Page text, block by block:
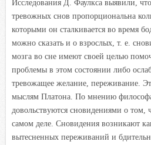
Исследования Д. Фаулкса выявили,
тревожных снов пропорциональна
которыми он сталкивается во время
можно сказать и о взрослых, т. е.
мозга во сне имеют своей целью
проблемы в этом состоянии либо
тревожащее желание, переживание.
мыслям Платона. По мнению
довольствуются сновидениями о том,
самом деле. Сновидения возникают
вытесненных переживаний и